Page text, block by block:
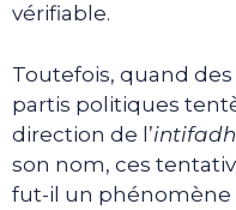
vérifiable.
Toutefois, quand
partis politiques
direction de l’
son nom, ces
fut-il un phénomène